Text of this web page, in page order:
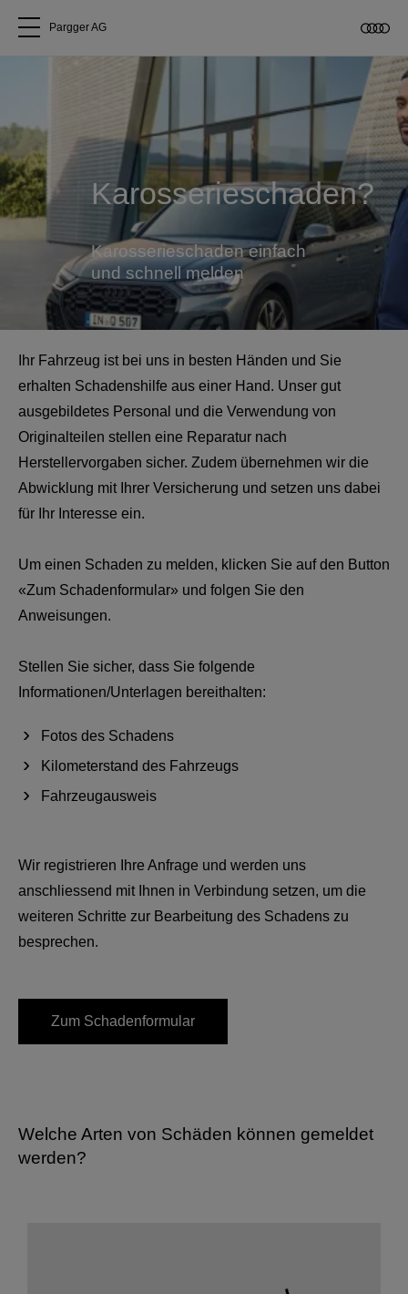
Über uns
Audi kaufen
Service & Reparatur
Audi Original Zubehör
Geschäftskunden
Pargger AG
Karosserieschaden?
Karosserieschaden einfach
und schnell melden
Ihr Fahrzeug ist bei uns in besten Händen und Sie
erhalten Schadenshilfe aus einer Hand. Unser gut
ausgebildetes Personal und die Verwendung von
Originalteilen stellen eine Reparatur nach
Herstellervorgaben sicher. Zudem übernehmen wir die
Abwicklung mit Ihrer Versicherung und setzen uns dabei
für Ihr Interesse ein.
Um einen Schaden zu melden, klicken Sie auf den Button
«Zum Schadenformular» und folgen Sie den
Anweisungen.
Stellen Sie sicher, dass Sie folgende
Informationen/Unterlagen bereithalten:
Fotos des Schadens
Kilometerstand des Fahrzeugs
Fahrzeugausweis
Wir registrieren Ihre Anfrage und werden uns
anschliessend mit Ihnen in Verbindung setzen, um die
weiteren Schritte zur Bearbeitung des Schadens zu
besprechen.
Zum Schadenformular
Welche Arten von Schäden können gemeldet
werden?